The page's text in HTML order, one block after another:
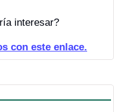
interesar?
con este enlace.